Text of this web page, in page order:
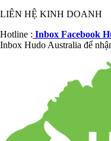
LIÊN HỆ KINH DOANH
Hotline : Inbox Facebook
Inbox Hudo Australia để